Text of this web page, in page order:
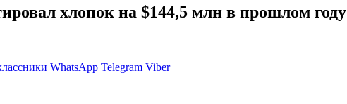
хлопок на $144,5 млн в прошлом году
WhatsApp Telegram Viber